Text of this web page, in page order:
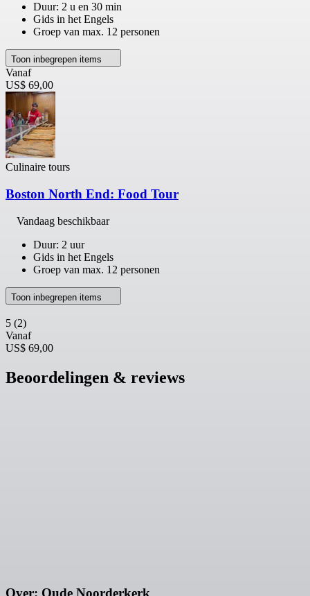
Duur: 2 u en 30 min
Gids in het Engels
Groep van max. 12 personen
Toon inbegrepen items
Vanaf
US$ 69,00
Culinaire tours
Boston North End: Food Tour
Vandaag beschikbaar
Duur: 2 uur
Gids in het Engels
Groep van max. 12 personen
Toon inbegrepen items
5 (2)
Vanaf
US$ 69,00
Beoordelingen & reviews
Over: Oude Noorderkerk